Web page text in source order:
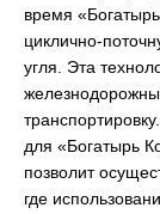
время
циклично-
угля. Эта
для «Богатырь
позволит
где